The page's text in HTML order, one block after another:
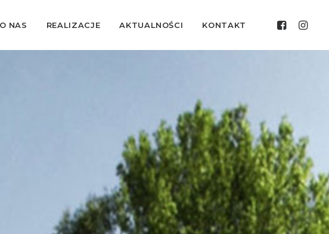
O NAS REALIZACJE AKTUALNOŚCI KONTAKT